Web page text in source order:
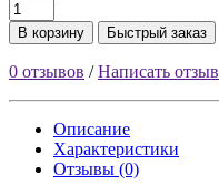
В корзину Быстрый заказ
0 отзывов /Написать отзыв
Описание
Характеристики
Отзывы (0)